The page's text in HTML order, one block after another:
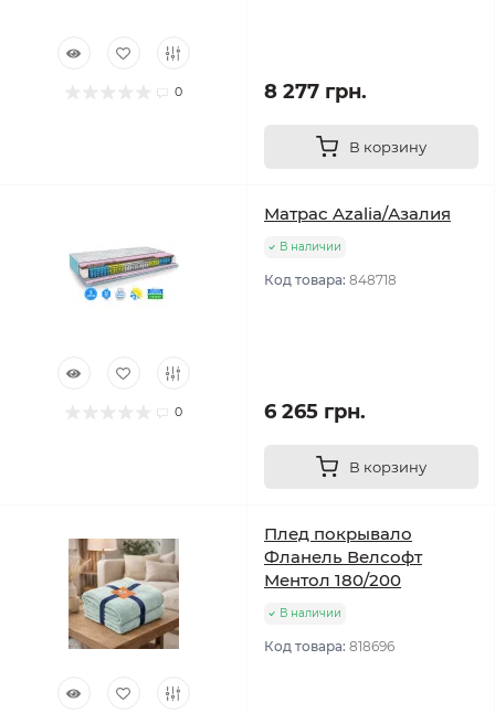
0 8 277 грн.
В корзину
0
Матрас Azalia/Азалия
В наличии
Код товара: 848718
6 265 грн.
В корзину
Плед покрывало
Фланель Велсофт
Ментол 180/200
В наличии
Код товара: 818696